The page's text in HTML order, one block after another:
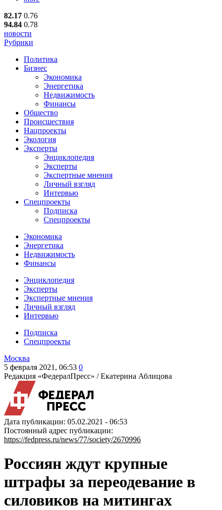
82.17 0.76
94.84 0.78
новости
Рубрики
Политика
Бизнес
Экономика
Энергетика
Недвижимость
Финансы
Общество
Происшествия
Нацпроекты
Экология
Эксперты
Энциклопедия
Эксперты
Экспертные мнения
Личный взгляд
Интервью
Спецпроекты
Подписка
Спецпроекты
Экономика
Энергетика
Недвижимость
Финансы
Энциклопедия
Эксперты
Экспертные мнения
Личный взгляд
Интервью
Подписка
Спецпроекты
Москва
5 февраля 2021, 06:53 0
Редакция «ФедералПресс» /Екатерина Аблицова
Дата публикации: 05.02.2021 - 06:53
Постоянный адрес публикации:
https://fedpress.ru/news/77/society/2670996
Россиян ждут крупные
штрафы за переодевание в
силовиков на митингах